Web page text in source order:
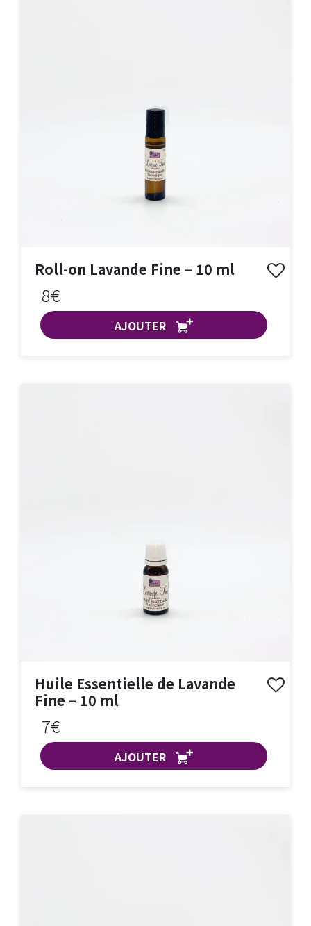
Roll-on Lavande Fine – 10 ml
8€
AJOUTER
Huile Essentielle de Lavande
Fine – 10 ml
7€
AJOUTER